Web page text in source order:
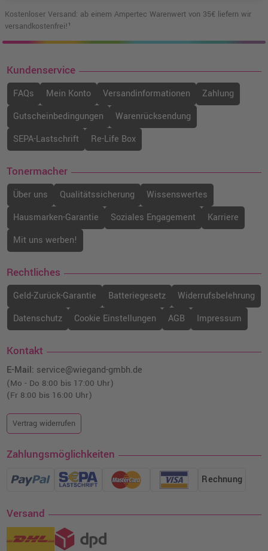
Kostenloser Versand: ab einem Ampertec Warenwert von 35€ liefern wir
versandkostenfrei!¹
Kundenservice
FAQs Mein Konto Versandinformationen
Zahlung
Gutscheinbedingungen
Warenrücksendung
SEPA-Lastschrift
Re-Life Box
Tonermacher
Über uns Qualitätssicherung
Wissenswertes
Hausmarken-Garantie
Soziales Engagement
Karriere
Mit uns werben!
Rechtliches
Geld-Zurück-Garantie Batteriegesetz
Widerrufsbelehrung
Datenschutz
Cookie Einstellungen AGB Impressum
Kontakt
E-Mail: service@wiegand-gmbh.de
(Mo - Do 8:00 bis 17:00 Uhr)
(Fr 8:00 bis 16:00 Uhr)
Vertrag widerrufen
Zahlungsmöglichkeiten
Rechnung
Versand